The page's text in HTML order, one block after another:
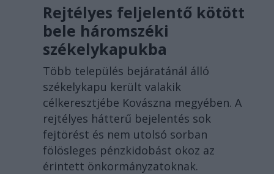
Rejtélyes feljelentő kötött
bele háromszéki
székelykapukba
Több település bejáratánál álló
székelykapu került valakik
célkeresztjébe Kovászna megyében. A
rejtélyes hátterű bejelentés sok
fejtörést és nem utolsó sorban
fölösleges pénzkidobást okoz az
érintett önkormányzatoknak.